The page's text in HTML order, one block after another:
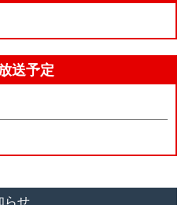
送予定
らせ